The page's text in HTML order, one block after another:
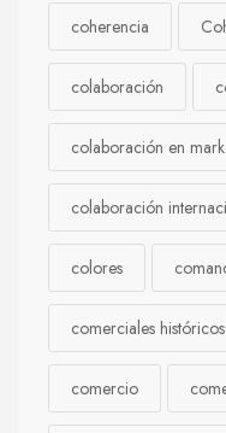
coherencia
colaboración
colaboración en
colaboración
colores
comerciales históricos
comercio